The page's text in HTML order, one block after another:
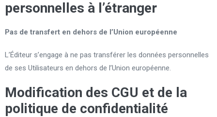
personnelles à l’étranger
Pas de transfert en dehors de l’Union européenne
L’Éditeur s’engage à ne pas transférer les données personnelles
de ses Utilisateurs en dehors de l’Union européenne.
Modification des CGU et de la
politique de confidentialité